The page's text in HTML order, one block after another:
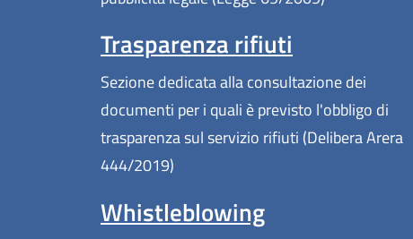
Trasparenza rifiuti
Sezione dedicata alla consultazione dei
documenti per i quali è previsto l'obbligo di
trasparenza sul servizio rifiuti (Delibera Arera
444/2019)
Whistleblowing